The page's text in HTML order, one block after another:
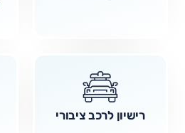
רישיון לרכב ציבורי